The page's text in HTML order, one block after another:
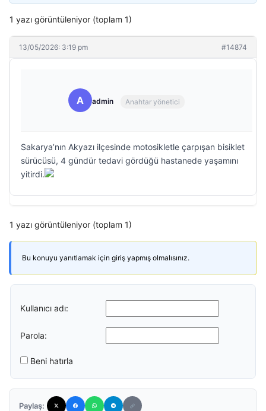
1 yazı görüntüleniyor (toplam 1)
13/05/2026: 3:19 pm #14874
A admin Anahtar yönetici
Sakarya’nın Akyazı ilçesinde motosikletle çarpışan bisiklet
sürücüsü, 4 gündür tedavi gördüğü hastanede yaşamını
yitirdi.
1 yazı görüntüleniyor (toplam 1)
Bu konuyu yanıtlamak için giriş yapmış olmalısınız.
Kullanıcı adı:
Parola:
Beni hatırla
Paylaş: